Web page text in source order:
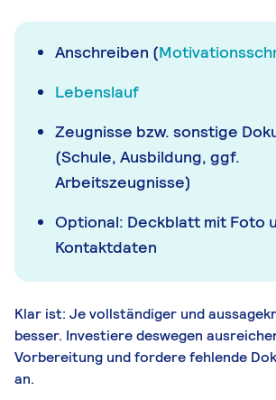
Anschreiben (
Lebenslauf
Zeugnisse bzw. sonstige
(Schule, Ausbildung, ggf.
Arbeitszeugnisse)
Optional: Deckblatt mit Foto
Kontaktdaten
Klar ist: Je vollständiger und
besser. Investiere deswegen
Vorbereitung und fordere fehlende
an.